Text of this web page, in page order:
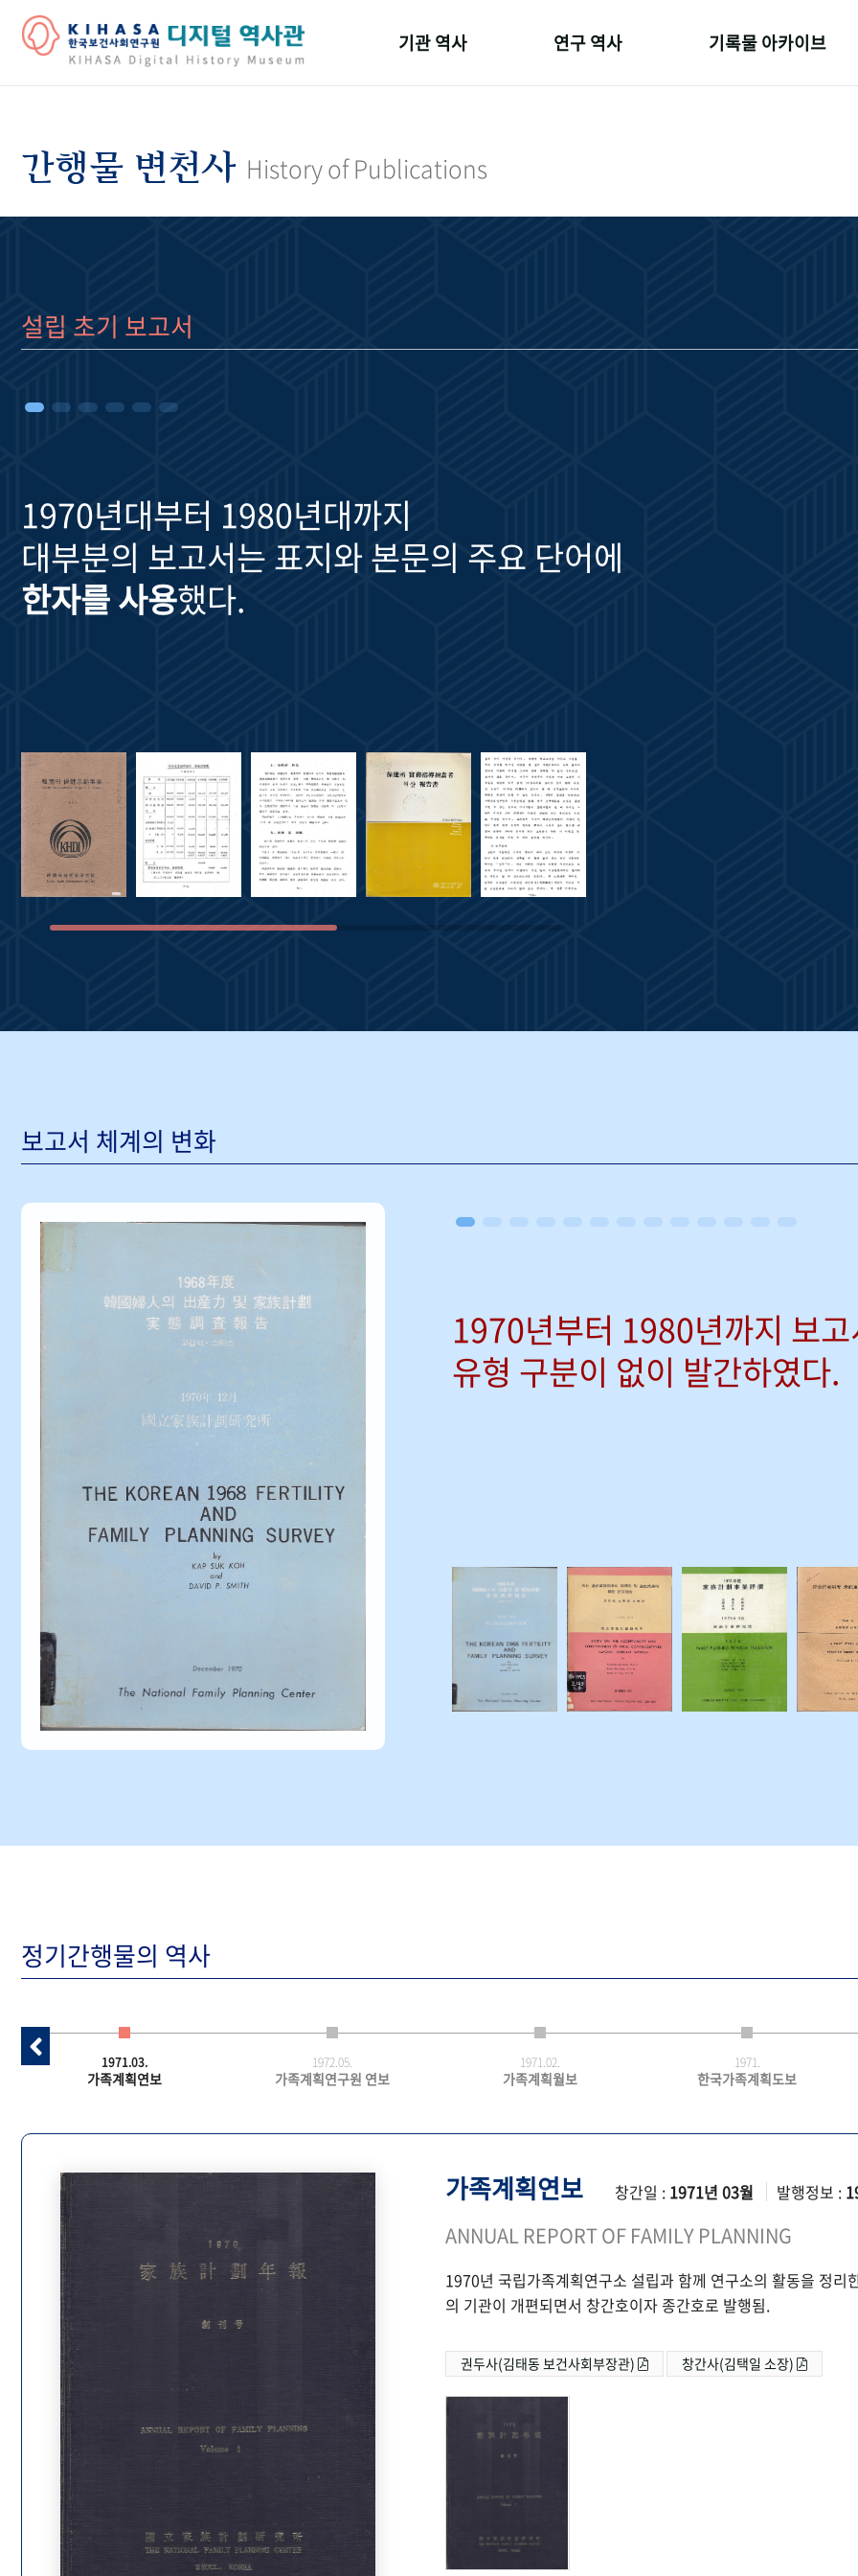
기관 역사
기관 변천사
연구 역사 기록물 아카이브
간행물 변천사 History of Publications
설립 초기 보고서
1970년대부터 1980년대까지
대부분의 보고서는 표지와 본문의 주요 단어에
한자를 사용했다.
보고서 체계의 변화
1970년부터 1980년까지 보
유형 구분이 없이 발간하였다.
정기간행물의 역사
1971.03.
가족계획연보
1972.05.
가족계획연구원 연보
1971.02.
가족계획월보
1971.
한국가족계획도보
가족계획연보 창간일 : 1971년 03월 발행정보 :
ANNUAL REPORT OF FAMILY PLANNING
1970년 국립가족계획연구소 설립과 함께 연구소의 활동을 정
의 기관이 개편되면서 창간호이자 종간호로 발행됨.
권두사(김태동 보건사회부장관) 창간사(김택일 소장)